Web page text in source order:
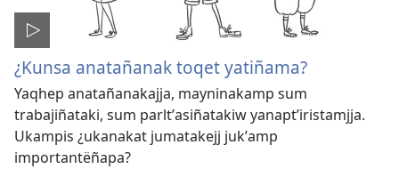
¿Kunsa anatañanak toqet yatiñama?
Yaqhep anatañanakajja, mayninakamp sum
trabajiñataki, sum parltʼasiñatakiw yanaptʼiristamjja.
Ukampis ¿ukanakat jumatakejj jukʼamp
importantëñapa?